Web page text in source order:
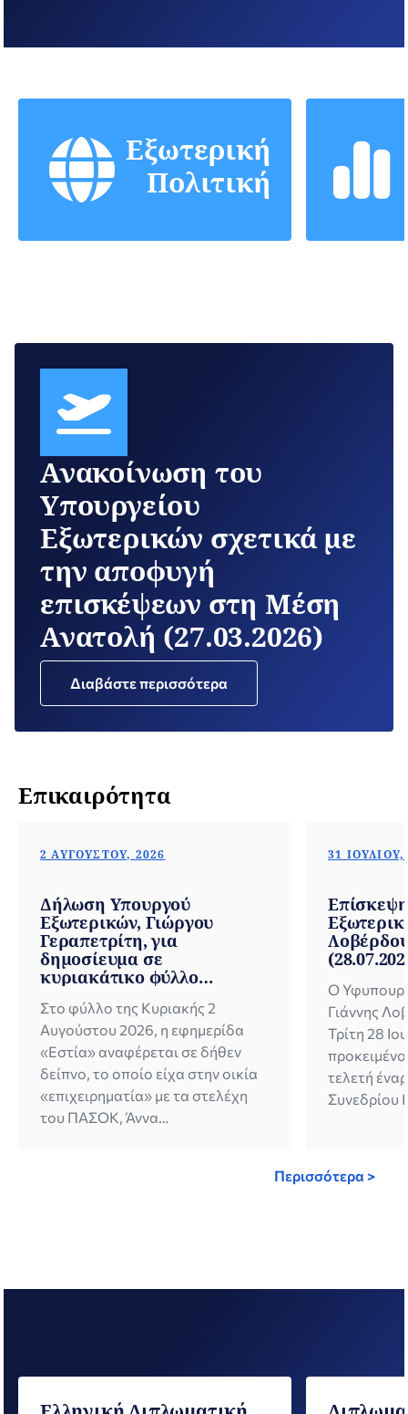
Εξωτερική
Πολιτική
Ανακοίνωση του
Υπουργείου
Εξωτερικών σχετικά με
την αποφυγή
επισκέψεων στη Μέση
Ανατολή (27.03.2026)
Διαβάστε περισσότερα
Επικαιρότητα
2 ΑΥΓΟΎΣΤΟΥ, 2026
Δήλωση Υπουργού
Εξωτερικών, Γιώργου
Γεραπετρίτη, για
δημοσίευμα σε
κυριακάτικο φύλλο
Στο φύλλο της Κυριακής 2
Αυγούστου 2026, η εφημερίδα
«Εστία» αναφέρεται σε δήθεν
δείπνο, το οποίο είχα στην οικία
«επιχειρηματία» με τα στελέχη
του ΠΑΣΟΚ, Άννα
της ανύπαρκτης μεταξύ μας
31 ΙΟΥΛΊΟΥ,
Ο
Γιάννης
Τρίτη 28
τελετή
Συνεδρίου
απηύθυνε,
Περισσότερα >